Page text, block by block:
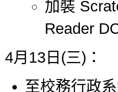
加裝
Reader
4月13日(三)：
至校務行政